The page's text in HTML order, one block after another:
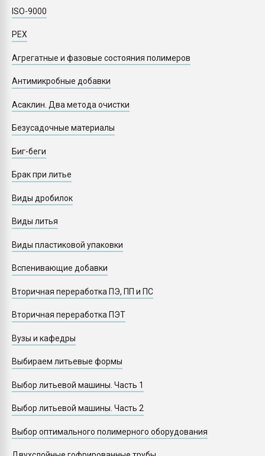
ISO-9000
PEX
Агрегатные и фазовые состояния полимеров
Антимикробные добавки
Асаклин. Два метода очистки
Безусадочные материалы
Биг-беги
Брак при литье
Виды дробилок
Виды литья
Виды пластиковой упаковки
Вспенивающие добавки
Вторичная переработка ПЭ, ПП и ПС
Вторичная переработка ПЭТ
Вузы и кафедры
Выбираем литьевые формы
Выбор литьевой машины. Часть 1
Выбор литьевой машины. Часть 2
Выбор оптимального полимерного оборудования